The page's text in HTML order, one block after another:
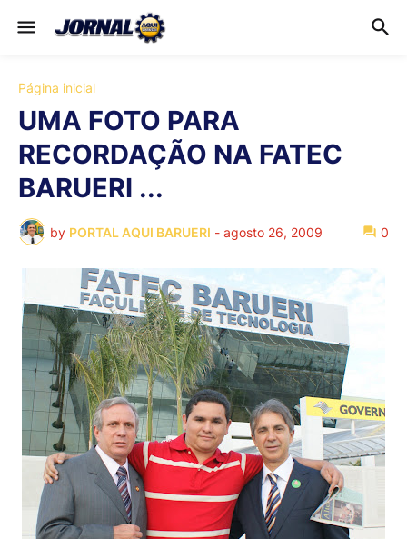
Página inicial
UMA FOTO PARA
RECORDAÇÃO NA FATEC
BARUERI ...
by PORTAL AQUI BARUERI - agosto 26, 2009 0